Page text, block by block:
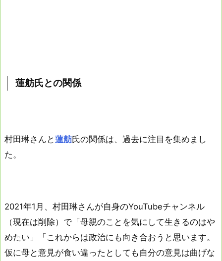
蓮舫氏との関係
村田琳さんと蓮舫氏の関係は、過去に注目を集めまし
た。
2021年1月、村田琳さんが自身のYouTubeチャンネル
（現在は削除）で「母親のことを気にして生きるのはや
めたい」「これからは政治にも向き合おうと思います。
仮に母と意見が食い違ったとしても自分の意見は曲げな